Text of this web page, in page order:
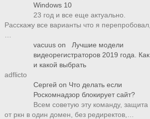
Windows 10
23 год и все еще актуально.
Расскажу все варианты что я перепробовал,
vacuus on
Лучшие модели
видеорегистраторов 2019 года. Как
и какой выбрать
adflicto
Сергей on Что делать если
Роскомнадзор блокирует сайт?
Всем советую эту команду, защита
от ркн в один домен, без редиректов,…